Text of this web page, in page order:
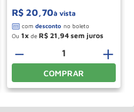
R$ 20,70à vista
Ou 1 de R$ 21 94
＋
－
COMPRAR